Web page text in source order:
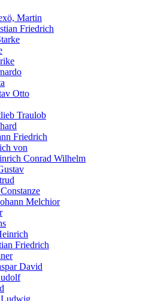
Martin
Friedrich
Otto
Traulob
Friedrich
von
Conrad Wilhelm
Melchior
Friedrich
David
Ludwig